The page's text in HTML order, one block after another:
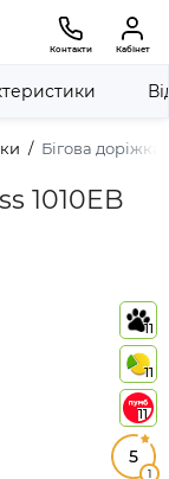
Контакти Кабінет
Бігова
1010EB
11
11
11
5
1